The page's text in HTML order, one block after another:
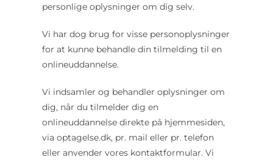
personlige oplysninger om dig selv.
Vi har dog brug for visse personoplysninger
for at kunne behandle din tilmelding til en
onlineuddannelse.
Vi indsamler og behandler oplysninger om
dig, når du tilmelder dig en
onlineuddannelse direkte på hjemmesiden,
via optagelse.dk, pr. mail eller pr. telefon
eller anvender vores kontaktformular. Vi